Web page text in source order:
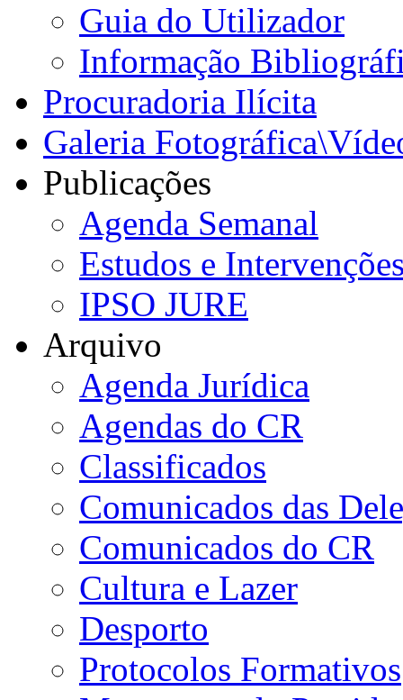
Guia do Utilizador
Informação
Procuradoria Ilícita
Galeria
Publicações
Agenda Semanal
Estudos e
IPSO JURE
Arquivo
Agenda Jurídica
Agendas do CR
Classificados
Comunicados das
Comunicados do CR
Cultura e Lazer
Desporto
Protocolos Formativos